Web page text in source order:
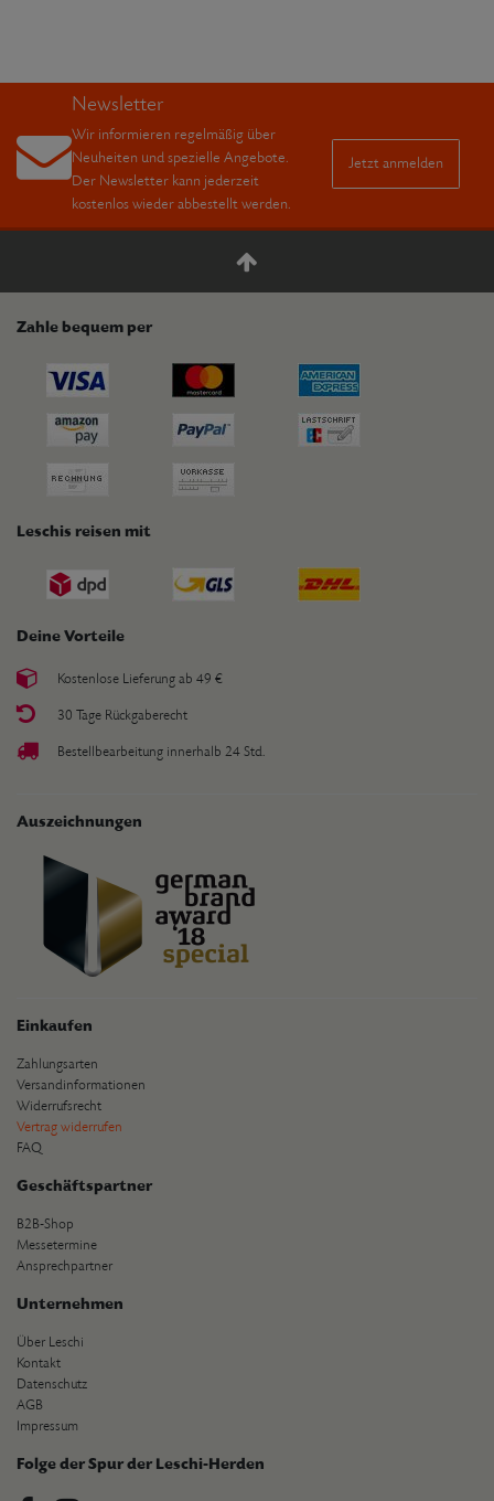
Newsletter
Wir informieren regelmäßig über
Neuheiten und spezielle Angebote.
Der Newsletter kann jederzeit
kostenlos wieder abbestellt werden.
Jetzt anmelden
Zahle bequem per
Leschis reisen mit
Deine Vorteile
Kostenlose Lieferung ab 49 €
30 Tage Rückgaberecht
Bestellbearbeitung innerhalb 24 Std.
Auszeichnungen
Einkaufen
Zahlungsarten
Versandinformationen
Widerrufsrecht
Vertrag widerrufen
FAQ
Geschäftspartner
B2B-Shop
Messetermine
Ansprechpartner
Unternehmen
Über Leschi
Kontakt
Datenschutz
AGB
Impressum
Folge der Spur der Leschi-Herden